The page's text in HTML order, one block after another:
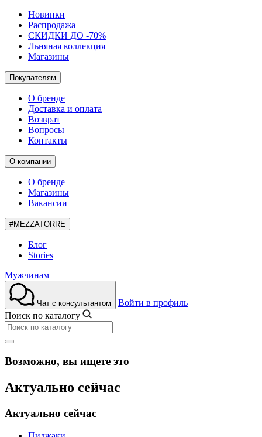
Новинки
Распродажа
СКИДКИ ДО -70%
Льняная коллекция
Магазины
Покупателям
О бренде
Доставка и оплата
Возврат
Вопросы
Контакты
О компании
О бренде
Магазины
Вакансии
#MEZZATORRE
Блог
Stories
Мужчинам
Чат с консультантом
Войти в профиль
Поиск по каталогу
Возможно, вы ищете это
Актуально сейчас
Актуально сейчас